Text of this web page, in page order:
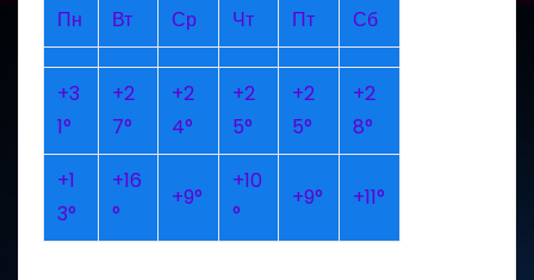
Пн
Вт Ср Чт Пт Сб
+3
1°
+2
7°
+2
4°
+2
5°
+2
5°
+2
8°
+1
3°
+16
°
+9°
+10
°
+9° +11°